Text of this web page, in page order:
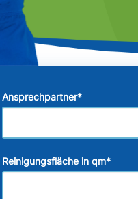
Ansprechpartner*
Reinigungsfläche in qm*